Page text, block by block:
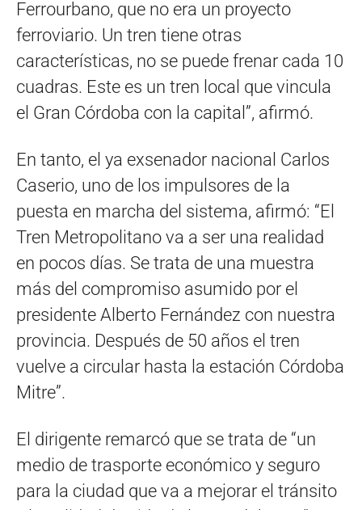
Ferrourbano, que no era un proyecto
ferroviario. Un tren tiene otras
características, no se puede frenar cada 10
cuadras. Este es un tren local que vincula
el Gran Córdoba con la capital”, afirmó.
En tanto, el ya exsenador nacional Carlos
Caserio, uno de los impulsores de la
puesta en marcha del sistema, afirmó: “El
Tren Metropolitano va a ser una realidad
en pocos días. Se trata de una muestra
más del compromiso asumido por el
presidente Alberto Fernández con nuestra
provincia. Después de 50 años el tren
vuelve a circular hasta la estación Córdoba
Mitre”.
El dirigente remarcó que se trata de “un
medio de trasporte económico y seguro
para la ciudad que va a mejorar el tránsito